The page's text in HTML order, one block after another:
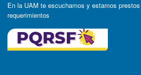
En la UAM te escuchamos y estamos
requerimientos